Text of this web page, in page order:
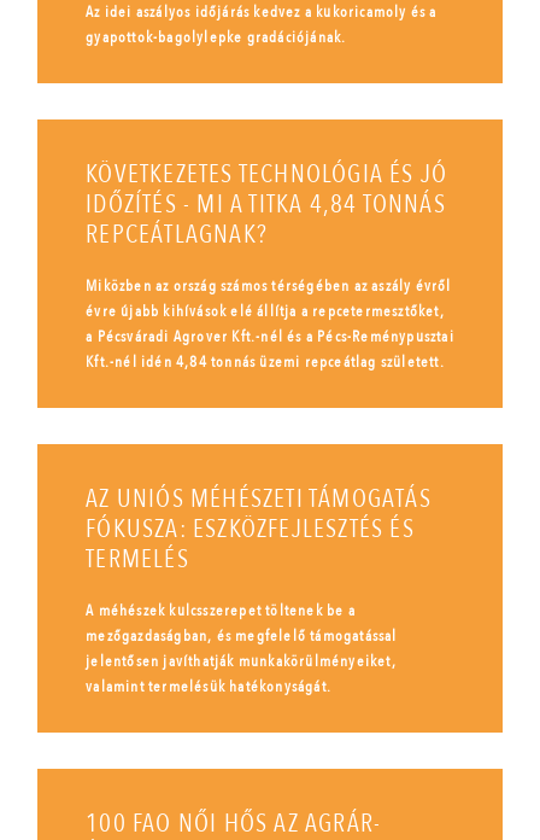
Az idei aszályos időjárás kedvez a kukoricamoly és a
gyapottok-bagolylepke gradációjának.
KÖVETKEZETES TECHNOLÓGIA ÉS JÓ
IDŐZÍTÉS - MI A TITKA 4,84 TONNÁS
REPCEÁTLAGNAK?
Miközben az ország számos térségében az aszály évről
évre újabb kihívások elé állítja a repcetermesztőket,
a Pécsváradi Agrover Kft.-nél és a Pécs-Reménypusztai
Kft.-nél idén 4,84 tonnás üzemi repceátlag született.
AZ UNIÓS MÉHÉSZETI TÁMOGATÁS
FÓKUSZA: ESZKÖZFEJLESZTÉS ÉS
TERMELÉS
A méhészek kulcsszerepet töltenek be a
mezőgazdaságban, és megfelelő támogatással
jelentősen javíthatják munkakörülményeiket,
valamint termelésük hatékonyságát.
100 FAO NŐI HŐS AZ AGRÁR-